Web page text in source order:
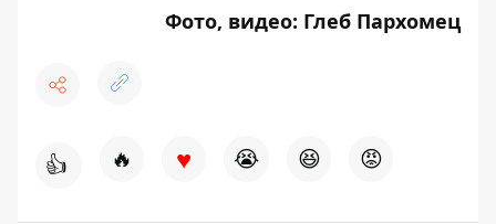
Фото, видео: Глеб Пархомец
👍 🔥 ♥ 😭 😆 😡